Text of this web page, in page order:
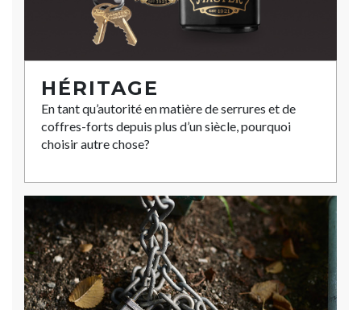
HÉRITAGE
En tant qu’autorité en matière de serrures et de
coffres-forts depuis plus d’un siècle, pourquoi
choisir autre chose?